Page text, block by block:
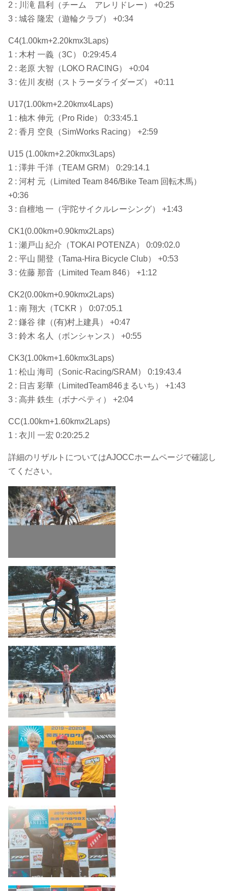
2 : 川滝 昌利（チーム アレリドレー） +0:25
3 : 城谷 隆宏（遊輪クラブ） +0:34
C4(1.00km+2.20kmx3Laps)
1 : 木村 一義（3C） 0:29:45.4
2 : 老原 大智（LOKO RACING） +0:04
3 : 佐川 友樹（ストラーダライダーズ） +0:11
U17(1.00km+2.20kmx4Laps)
1 : 柚木 伸元（Pro Ride） 0:33:45.1
2 : 香月 空良（SimWorks Racing） +2:59
U15 (1.00km+2.20kmx3Laps)
1 : 澤井 千洋（TEAM GRM） 0:29:14.1
2 : 河村 元（Limited Team 846/Bike Team 回転木馬）
+0:36
3 : 自檀地 一（宇陀サイクルレーシング） +1:43
CK1(0.00km+0.90kmx2Laps)
1 : 瀬戸山 紀介（TOKAI POTENZA） 0:09:02.0
2 : 平山 開登（Tama-Hira Bicycle Club） +0:53
3 : 佐藤 那音（Limited Team 846） +1:12
CK2(0.00km+0.90kmx2Laps)
1 : 南 翔大（TCKR ） 0:07:05.1
2 : 鎌谷 律（(有)村上建具） +0:47
3 : 鈴木 名人（ボンシャンス） +0:55
CK3(1.00km+1.60kmx3Laps)
1 : 松山 海司（Sonic-Racing/SRAM） 0:19:43.4
2 : 日吉 彩華（LimitedTeam846まるいち） +1:43
3 : 高井 鉄生（ボナペティ） +2:04
CC(1.00km+1.60kmx2Laps)
1 : 衣川 一宏 0:20:25.2
詳細のリザルトについてはAJOCCホームページで確認し
てください。